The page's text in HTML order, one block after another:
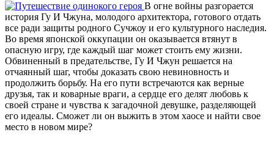
В огне войны разгорается
история Гу И Чжуна, молодого архитектора, готового отдать
все ради защиты родного Сучжоу и его культурного наследия.
Во время японской оккупации он оказывается втянут в
опасную игру, где каждый шаг может стоить ему жизни.
Обвиненный в предательстве, Гу И Чжун решается на
отчаянный шаг, чтобы доказать свою невиновность и
продолжить борьбу. На его пути встречаются как верные
друзья, так и коварные враги, а сердце его делят любовь к
своей стране и чувства к загадочной девушке, разделяющей
его идеалы. Сможет ли он выжить в этом хаосе и найти свое
место в новом мире?